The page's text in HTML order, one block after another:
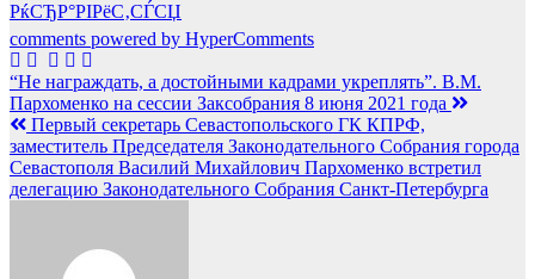
РќСЂР°РІРёС‚СЃСЏ
comments powered by HyperComments
Навигация
по
записям
“Не награждать, а достойными кадрами укреплять”. В.М.
Пархоменко на сессии Заксобрания 8 июня 2021 года
Первый секретарь Севастопольского ГК КПРФ,
заместитель Председателя Законодательного Собрания города
Севастополя Василий Михайлович Пархоменко встретил
делегацию Законодательного Собрания Санкт-Петербурга